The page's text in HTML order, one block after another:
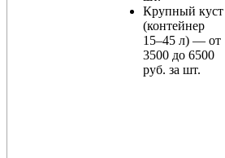
Крупный куст
(контейнер
15–45 л) — от
3500 до 6500
руб. за шт.